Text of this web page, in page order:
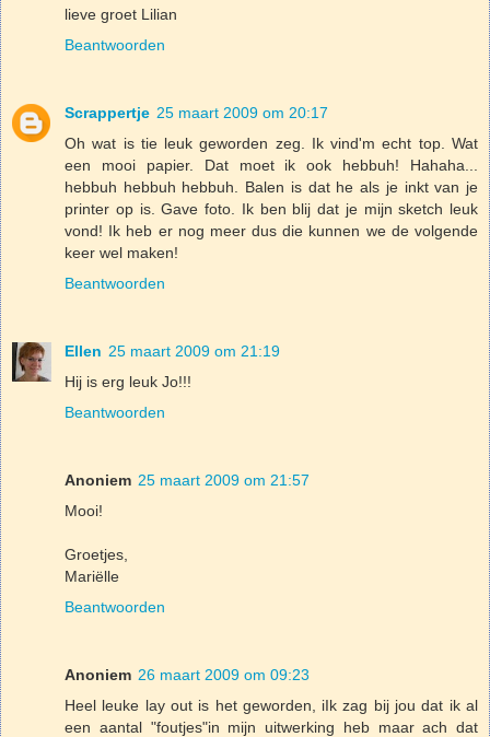
lieve groet Lilian
Beantwoorden
Scrappertje 25 maart 2009 om 20:17
Oh wat is tie leuk geworden zeg. Ik vind'm echt top. Wat
een mooi papier. Dat moet ik ook hebbuh! Hahaha...
hebbuh hebbuh hebbuh. Balen is dat he als je inkt van je
printer op is. Gave foto. Ik ben blij dat je mijn sketch leuk
vond! Ik heb er nog meer dus die kunnen we de volgende
keer wel maken!
Beantwoorden
Ellen 25 maart 2009 om 21:19
Hij is erg leuk Jo!!!
Beantwoorden
Anoniem 25 maart 2009 om 21:57
Mooi!
Groetjes,
Mariëlle
Beantwoorden
Anoniem 26 maart 2009 om 09:23
Heel leuke lay out is het geworden, iIk zag bij jou dat ik al
een aantal "foutjes"in mijn uitwerking heb maar ach dat